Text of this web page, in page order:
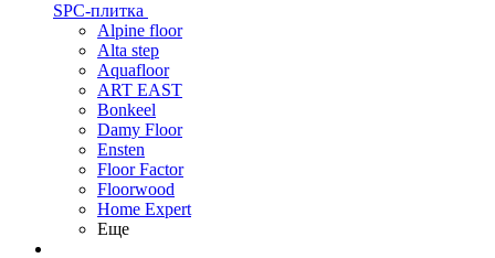
SPC-плитка
Alpine floor
Alta step
Aquafloor
ART EAST
Bonkeel
Damy Floor
Ensten
Floor Factor
Floorwood
Home Expert
Еще